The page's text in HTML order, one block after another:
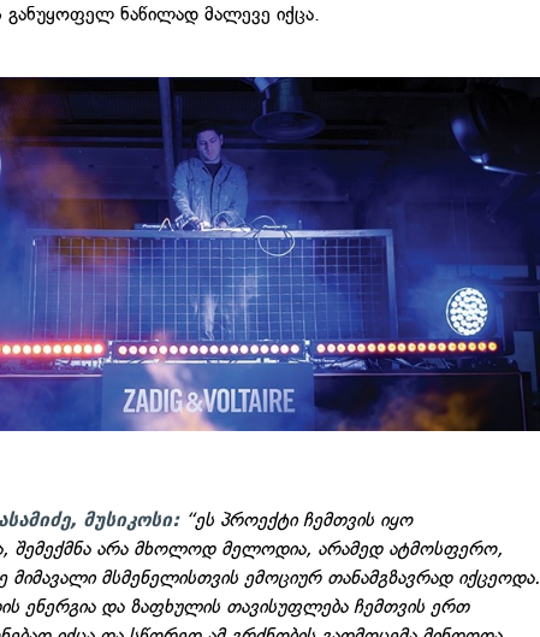
განუყოფელ ნაწილად მალევე იქცა.
მუსიკოსი:“ეს პროექტი ჩემთვის იყო
შემექმნა არა მხოლოდ მელოდია, არამედ ატმოსფერო,
მიმავალი მსმენელისთვის ემოციურ თანამგზავრად იქცეოდა.
ენერგია და ზაფხულის თავისუფლება ჩემთვის ერთ